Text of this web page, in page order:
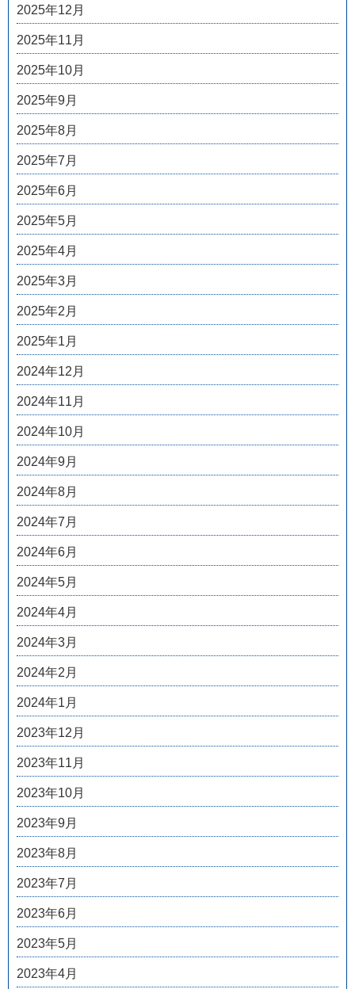
2025年12月
2025年11月
2025年10月
2025年9月
2025年8月
2025年7月
2025年6月
2025年5月
2025年4月
2025年3月
2025年2月
2025年1月
2024年12月
2024年11月
2024年10月
2024年9月
2024年8月
2024年7月
2024年6月
2024年5月
2024年4月
2024年3月
2024年2月
2024年1月
2023年12月
2023年11月
2023年10月
2023年9月
2023年8月
2023年7月
2023年6月
2023年5月
2023年4月